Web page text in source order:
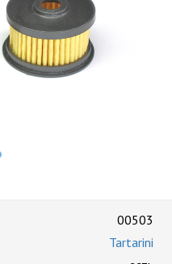
00503
Tartarini